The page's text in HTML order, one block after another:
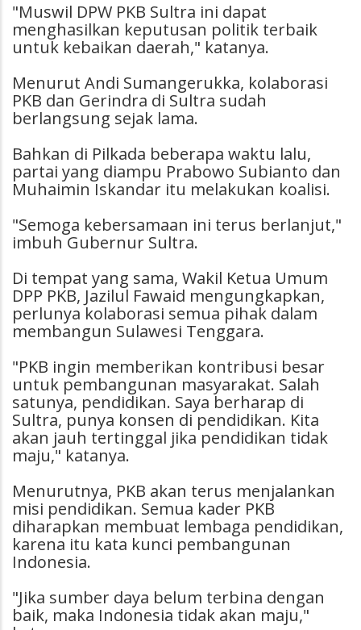
"Muswil DPW PKB Sultra ini dapat
menghasilkan keputusan politik terbaik
untuk kebaikan daerah," katanya.
Menurut Andi Sumangerukka, kolaborasi
PKB dan Gerindra di Sultra sudah
berlangsung sejak lama.
Bahkan di Pilkada beberapa waktu lalu,
partai yang diampu Prabowo Subianto dan
Muhaimin Iskandar itu melakukan koalisi.
"Semoga kebersamaan ini terus berlanjut,"
imbuh Gubernur Sultra.
Di tempat yang sama, Wakil Ketua Umum
DPP PKB, Jazilul Fawaid mengungkapkan,
perlunya kolaborasi semua pihak dalam
membangun Sulawesi Tenggara.
"PKB ingin memberikan kontribusi besar
untuk pembangunan masyarakat. Salah
satunya, pendidikan. Saya berharap di
Sultra, punya konsen di pendidikan. Kita
akan jauh tertinggal jika pendidikan tidak
maju," katanya.
Menurutnya, PKB akan terus menjalankan
misi pendidikan. Semua kader PKB
diharapkan membuat lembaga pendidikan,
karena itu kata kunci pembangunan
Indonesia.
"Jika sumber daya belum terbina dengan
baik, maka Indonesia tidak akan maju,"